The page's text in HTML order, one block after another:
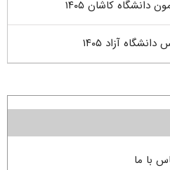
کاشان ۱۴۰۵
آزاد ۱۴۰۵
با ما